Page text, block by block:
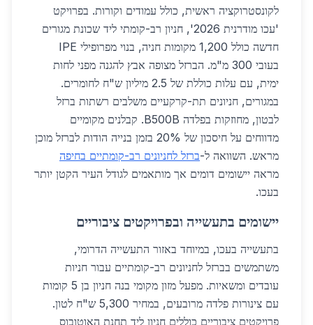
לקונסטרוקציה ראשית, כולל עמודים וקורות. בפרויקט
'עכו מודרנית 2026', חניון רב-קומתי ליד שכונת מגורים
חדשה כולל 1,200 מקומות חניה, בנוי מפרופילי IPE
בעובי 300 מ"מ. הברזל מצופה אבץ להגנה מפני לחות
ימית, עם עלות כוללת של 2.5 מיליון ש"ח לחומרים.
במגורים, חניונים תת-קרקעיים משלבים רשתות ברזל
לבטון, מחוזקות בפלדה B500B. קבלנים מקומיים
מדווחים על חיסכון של 20% בזמן בנייה הודות לברזל מוכן
מראש. השוואה ל-ברזל לחניונים רב-קומתיים בחיפה
מראה יישומים דומים אך מותאמים לגודל העיר הקטן יותר
בעכו.
יישומים בתעשייה ובפרויקטים ציבוריים
בתעשייה בעכו, במיוחד באזור התעשייה הדרומי,
משתמשים בברזל לחניונים רב-קומתיים עבור חניות
עובדים ומשאיות. מפעל מזון מקומי בנה חניון בן 5 קומות
עם צינורות פלדה מרובעים, במחיר 5,300 ש"ח לטון.
פרויקטים ציבוריים כוללים חניון ליד תחנת האוטובוס